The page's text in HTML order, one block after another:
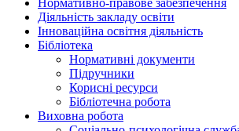
Нормативно-правове забезпечення
Діяльність закладу освіти
Інноваційна освітня діяльність
Бібліотека
Нормативні документи
Підручники
Корисні ресурси
Бібліотечна робота
Виховна робота